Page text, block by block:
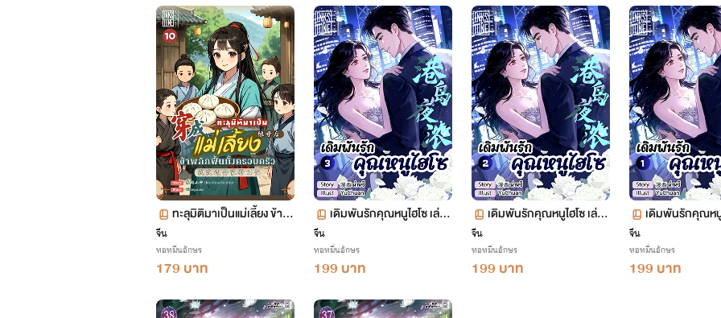
ทะลุมิติมาเป็นแม่เลี้ยง ข้าพ
ตอน 493-546
จีน
หอหมื่นอักษร
179 บาท
เดิมพันรักคุณหนูไฮโซ เล่ม
จีน
หอหมื่นอักษร
199 บาท
เดิมพันรักคุณหนูไฮโซ เล่ม
จีน
หอหมื่นอักษร
199 บาท
เดิมพันรักคุณหนู
จีน
หอหมื่นอักษร
199 บาท